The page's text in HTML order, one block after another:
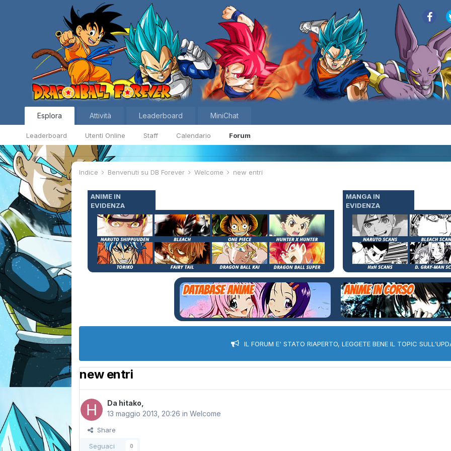
Esplora
Leaderboard Utenti Online Staff Calendario Forum
Attività Leaderboard MiniChat
Indice Benvenuti su DB Forever Welcome new entri
ANIME IN
EVIDENZA
MANGA IN
EVIDENZA
IL FORUM E' STATO RIAPERTO, LEGGETE BENE IL TOPIC
new entri
Da hitako
13 maggio 2013, 20:26 inWelcome
Share
Seguaci
0